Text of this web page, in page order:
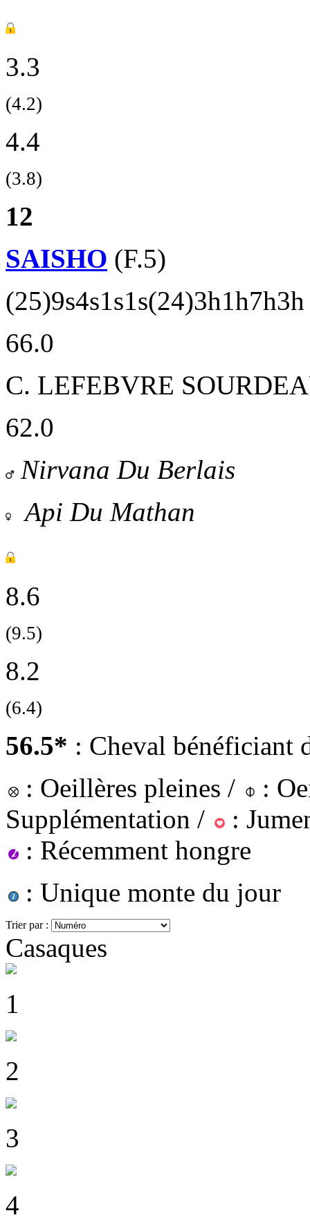
3.3
(4.2)
4.4
(3.8)
12
SAISHO (F.5)
(25)9s4s1s1s(24)3h1h7h3h
66.0
C. LEFEBVRE
62.0
Nirvana Du Berlais
Api Du Mathan
8.6
(9.5)
8.2
(6.4)
56.5* : Cheval bénéficiant
: Oeillères pleines /
:
Supplémentation /
:
: Récemment hongre
: Unique monte du jour
Trier par :
Casaques
1
2
3
4